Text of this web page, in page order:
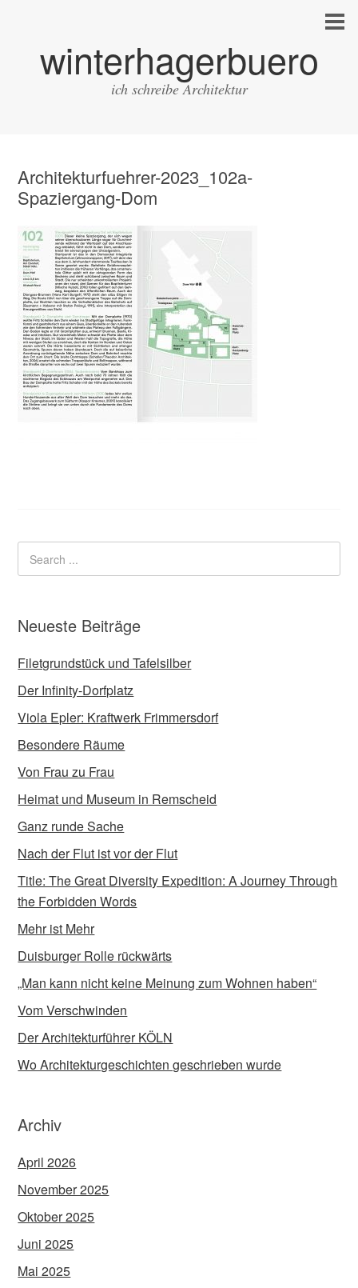
winterhagerbuero
ich schreibe Architektur
Architekturfuehrer-2023_102a-
Spaziergang-Dom
Neueste Beiträge
Filetgrundstück und Tafelsilber
Der Infinity-Dorfplatz
Viola Epler: Kraftwerk Frimmersdorf
Besondere Räume
Von Frau zu Frau
Heimat und Museum in Remscheid
Ganz runde Sache
Nach der Flut ist vor der Flut
Title: The Great Diversity Expedition: A Journey Through
the Forbidden Words
Mehr ist Mehr
Duisburger Rolle rückwärts
„Man kann nicht keine Meinung zum Wohnen haben“
Vom Verschwinden
Der Architekturführer KÖLN
Wo Architekturgeschichten geschrieben wurde
Archiv
April 2026
November 2025
Oktober 2025
Juni 2025
Mai 2025